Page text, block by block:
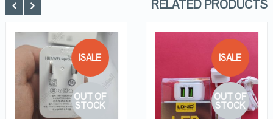
RELATED PRODUCTS
SALE!
OUT OF
STOCK
QUICK LOOK
VIEW DETAILS
SALE!
OUT OF
STOCK
QUICK LOOK
VIEW DETAILS